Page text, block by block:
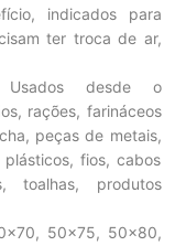
indicados para
ter troca de ar,
Usados desde o
rações, farináceos
peças de metais,
fios, cabos
toalhas, produtos
50×75, 50×80,